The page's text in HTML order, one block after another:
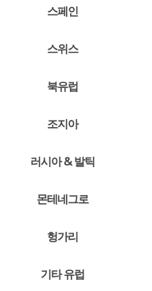
스페인
스위스
북유럽
조지아
러시아 & 발틱
몬테네그로
헝가리
기타 유럽